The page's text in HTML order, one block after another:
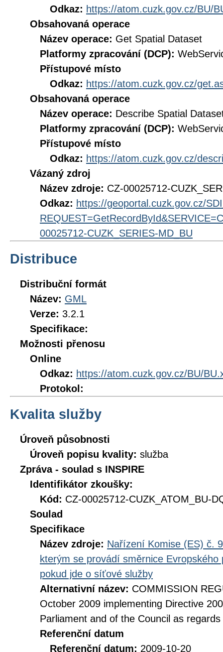
Odkaz: https://atom.cuzk.gov.cz/BU/
Obsahovaná operace
Název operace: Get Spatial Dataset
Platformy zpracování (DCP):
Přístupové místo
Odkaz: https://atom.cuzk.gov.cz/
Obsahovaná operace
Název operace: Describe Spatial
Platformy zpracování (DCP):
Přístupové místo
Odkaz: https://atom.cuzk.gov.cz/
Vázaný zdroj
Název zdroje: CZ-00025712-
Odkaz: https://geoportal.cuzk.gov.cz/
00025712-CUZK_SERIES-MD_BU
Distribuce
Distribuční formát
Název: GML
Verze: 3.2.1
Specifikace:
Možnosti přenosu
Online
Odkaz: https://atom.cuzk.gov.cz/BU/
Protokol:
Kvalita služby
Úroveň působnosti
Úroveň popisu kvality: služba
Zpráva - soulad s INSPIRE
Identifikátor zkoušky:
Kód: CZ-00025712-CUZK_ATOM_BU-
Soulad
Specifikace
Název zdroje: Nařízení Komise (ES) č.
kterým se provádí směrnice
pokud jde o síťové služby
Alternativní název: COMMISSION
October 2009 implementing Directive
Parliament and of the Council as
Referenční datum
Referenční datum: 2009-10-20